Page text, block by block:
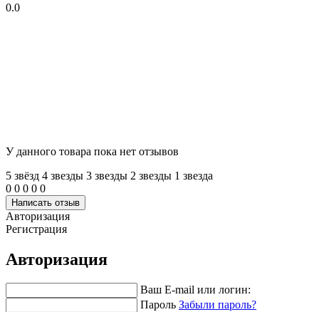
0.0
У данного товара пока нет отзывов
5 звёзд 4 звeзды 3 звeзды 2 звeзды 1 звeзда
0 0 0 0 0
Написать отзыв
Авторизация
Регистрация
Авторизация
Ваш E-mail или логин:
Пароль Забыли пароль?